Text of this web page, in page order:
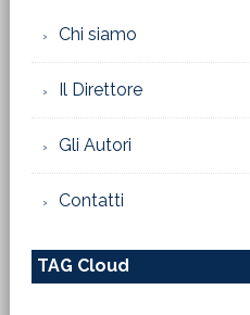
Chi siamo
Il Direttore
Gli Autori
Contatti
TAG Cloud